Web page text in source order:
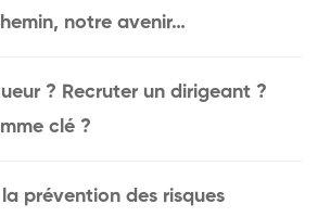
notre avenir…
? Recruter un dirigeant ?
clé ?
prévention des risques